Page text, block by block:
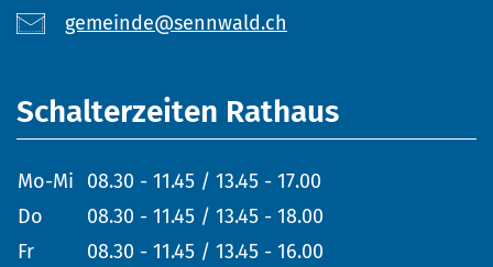
gemeinde@sennwald.ch
Schalterzeiten Rathaus
Mo-Mi
08.30 - 11.45 / 13.45 - 17.00
Do
08.30 - 11.45 / 13.45 - 18.00
Fr
08.30 - 11.45 / 13.45 - 16.00